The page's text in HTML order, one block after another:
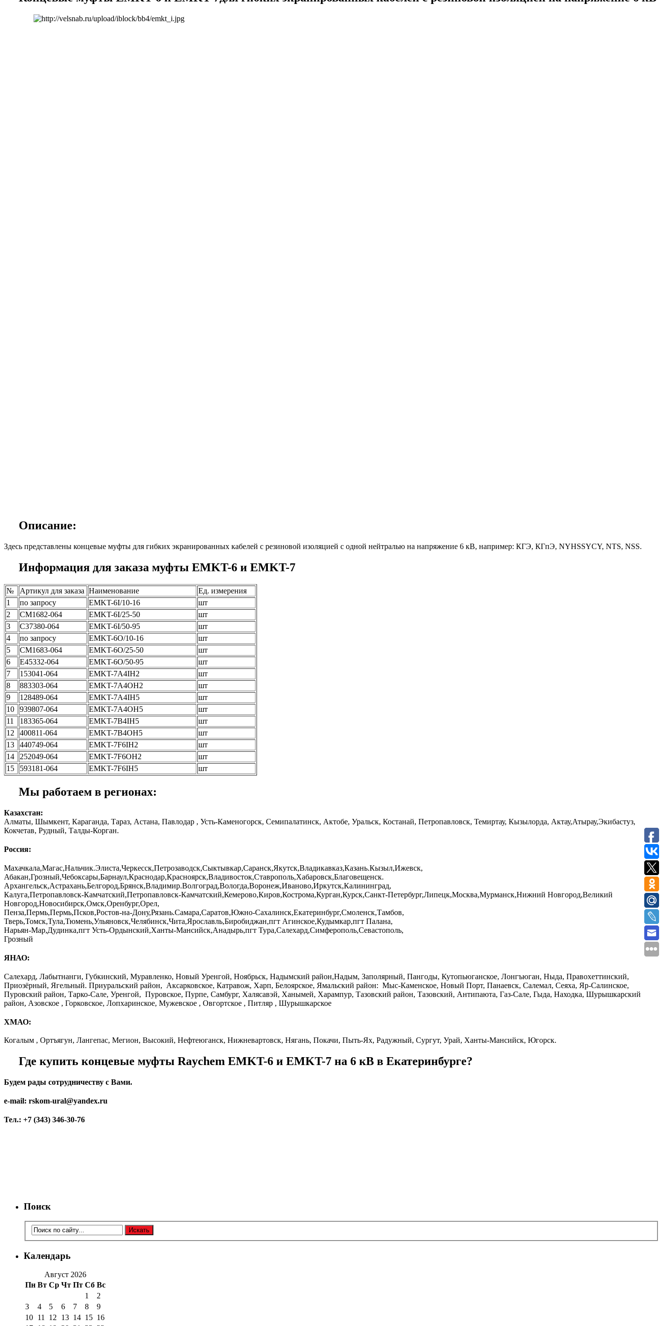
Описание:
Здесь представлены концевые муфты для гибких экранированных кабелей с резиновой изоляцией с одной нейтралью на напряжение 6 кВ, например: КГЭ, КГпЭ, NYHSSYCY, NTS, NSS.
Информация для заказа муфты EMKT-6 и EMKT-7
№ Артикул для заказа Наименование
Ед. измерения
1
по запросу EMKT-6I/10-16
шт
2
CM1682-064 EMKT-6I/25-50
шт
3
C37380-064 EMKT-6I/50-95
шт
4
по запросу EMKT-6O/10-16
шт
5
CM1683-064 EMKT-6O/25-50
шт
6
E45332-064 EMKT-6O/50-95
шт
7
153041-064 EMKT-7A4IH2
шт
8
883303-064 EMKT-7A4OH2
шт
9
128489-064 EMKT-7A4IH5
шт
10
939807-064 EMKT-7A4OH5
шт
11
183365-064 EMKT-7B4IH5
шт
12
400811-064 EMKT-7B4OH5
шт
13
440749-064 EMKT-7F6IH2
шт
14
252049-064 EMKT-7F6OH2
шт
15
593181-064 EMKT-7F6IH5 шт
Мы работаем в регионах:
Казахстан:
Алматы, Шымкент, Караганда, Тараз, Астана, Павлодар , Усть-Каменогорск, Семипалатинск, Актобе, Уральск, Костанай, Петропавловск, Темиртау, Кызылорда, Актау,Атырау,Экибастуз,
Кокчетав, Рудный, Талды-Корган.
Россия:
Махачкала,Магас,Нальчик.Элиста,Черкесск,Петрозаводск,Сыктывкар,Саранск,Якутск,Владикавказ,Казань.Кызыл,Ижевск,
Абакан,Грозный,Чебоксары,Барнаул,Краснодар,Красноярск,Владивосток,Ставрополь,Хабаровск,Благовещенск.
Архангельск,Астрахань,Белгород,Брянск,Владимир.Волгоград,Вологда,Воронеж,Иваново,Иркутск,Калининград,
Калуга,Петропавловск-Камчатский,Петропавловск-Камчатский,Кемерово,Киров,Кострома,Курган,Курск,Санкт-Петербург,Липецк,Москва,Мурманск,Нижний Новгород,Великий
Новгород,Новосибирск,Омск,Оренбург,Орел,
Пенза,Пермь,Пермь,Псков,Ростов-на-Дону,Рязань.Самара,Саратов,Южно-Сахалинск,Екатеринбург,Смоленск,Тамбов,
Тверь,Томск,Тула,Тюмень,Ульяновск,Челябинск,Чита,Ярославль,Биробиджан,пгт Агинское,Кудымкар,пгт Палана,
Нарьян-Мар,Дудинка,пгт Усть-Ордынский,Ханты-Мансийск,Анадырь,пгт Тура,Салехард,Симферополь,Севастополь,
Грозный
ЯНАО:
Салехард, Лабытнанги, Губкинский, Муравленко, Новый Уренгой, Ноябрьск, Надымский район,Надым, Заполярный, Пангоды, Кутопьюганское, Лонгъюган, Ныда, Правохеттинский,
Приозёрный, Ягельный. Приуральский район, Аксарковское, Катравож, Харп, Белоярское, Ямальский район: Мыс-Каменское, Новый Порт, Панаевск, Салемал, Сеяха, Яр-Салинское,
Пуровский район, Тарко-Сале, Уренгой, Пуровское, Пурпе, Самбург, Халясавэй, Ханымей, Харампур, Тазовский район, Тазовский, Антипаюта, Газ-Сале, Гыда, Находка, Шурышкарский
район, Азовское , Горковское, Лопхаринское, Мужевское , Овгортское , Питляр , Шурышкарское
ХМАО:
Когалым , Ортъягун, Лангепас, Мегион, Высокий, Нефтеюганск, Нижневартовск, Нягань, Покачи, Пыть-Ях, Радужный, Сургут, Урай, Ханты-Мансийск, Югорск.
Где купить концевые муфты Raychem EMKT-6 и EMKT-7 на 6 кВ в Екатеринбурге?
Будем рады сотрудничеству с Вами.
e-mail: rskom-ural@yandex.ru
Тел.: +7 (343) 346-30-76
Поиск
Календарь
Август 2026
Пн Вт Ср Чт Пт Сб Вс
1
2
3
4 5 6 7 8
9
10 11 12 13 14 15 16